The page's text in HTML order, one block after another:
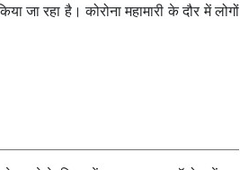
रहा है। कोरोना महामारी के दौर में लोगों